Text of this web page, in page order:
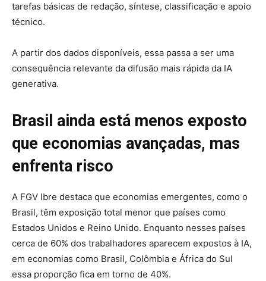
tarefas básicas de redação, síntese, classificação e apoio
técnico.
A partir dos dados disponíveis, essa passa a ser uma
consequência relevante da difusão mais rápida da IA
generativa.
Brasil ainda está menos exposto
que economias avançadas, mas
enfrenta risco
A FGV Ibre destaca que economias emergentes, como o
Brasil, têm exposição total menor que países como
Estados Unidos e Reino Unido. Enquanto nesses países
cerca de 60% dos trabalhadores aparecem expostos à IA,
em economias como Brasil, Colômbia e África do Sul
essa proporção fica em torno de 40%.